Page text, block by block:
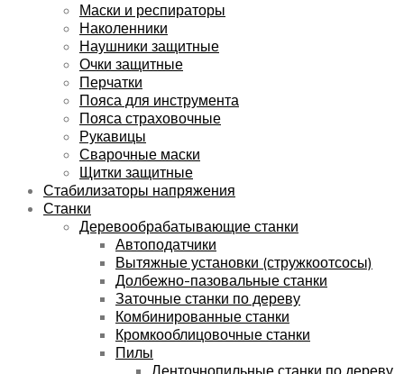
Маски и респираторы
Наколенники
Наушники защитные
Очки защитные
Перчатки
Пояса для инструмента
Пояса страховочные
Рукавицы
Сварочные маски
Щитки защитные
Стабилизаторы напряжения
Станки
Деревообрабатывающие станки
Автоподатчики
Вытяжные установки (стружкоотсосы)
Долбежно-пазовальные станки
Заточные станки по дереву
Комбинированные станки
Кромкооблицовочные станки
Пилы
Ленточнопильные станки по дереву